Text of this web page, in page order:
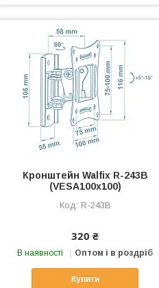
Кронштейн Walfix R-243B
(VESA100х100)
R-243B
320 ₴
В наявності Оптом і в роздріб
Купити